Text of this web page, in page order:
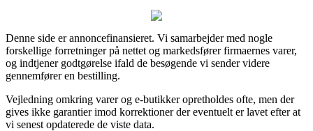
Denne side er annoncefinansieret. Vi samarbejder med nogle
forskellige forretninger på nettet og markedsfører firmaernes varer,
og indtjener godtgørelse ifald de besøgende vi sender videre
gennemfører en bestilling.
Vejledning omkring varer og e-butikker opretholdes ofte, men der
gives ikke garantier imod korrektioner der eventuelt er lavet efter at
vi senest opdaterede de viste data.